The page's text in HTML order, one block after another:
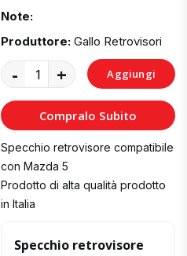
Note:
Produttore: Gallo Retrovisori
- + Aggiungi
al
Carrello
Compralo Subito
Specchio retrovisore compatibile
con Mazda 5
Prodotto di alta qualità prodotto
in Italia
Specchio retrovisore